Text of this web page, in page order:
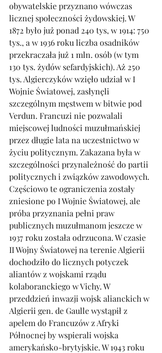
obywatelskie przyznano wówczas
licznej społeczności żydowskiej. W
1872 było już ponad 240 tys, w 1914: 750
tys., a w 1936 roku liczba osadników
przekraczała już 1 mln. osób (w tym
130 tys. żydów sefardyjskich). Aż 250
tys. Algierczyków wzięło udział w I
Wojnie Światowej, zasłynęli
szczególnym męstwem w bitwie pod
Verdun. Francuzi nie pozwalali
miejscowej ludności muzułmańskiej
przez długie lata na uczestnictwo w
życiu politycznym. Zakazana była w
szczególności przynależność do partii
politycznych i związków zawodowych.
Częściowo te ograniczenia zostały
zniesione po I Wojnie Światowej, ale
próba przyznania pełni praw
publicznych muzułmanom jeszcze w
1937 roku została odrzucona. W czasie
II Wojny Światowej na terenie Algierii
dochodziło do licznych potyczek
aliantów z wojskami rządu
kolaboranckiego w Vichy. W
przeddzień inwazji wojsk alianckich w
Algierii gen. de Gaulle wystąpił z
apelem do Francuzów z Afryki
Północnej by wspierali wojska
amerykańsko-brytyjskie. W 1943 roku